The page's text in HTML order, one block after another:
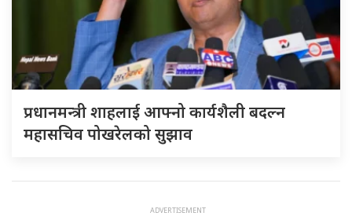
प्रधानमन्त्री शाहलाई आफ्नो कार्यशैली बदल्न
महासचिव पोखरेलको सुझाव